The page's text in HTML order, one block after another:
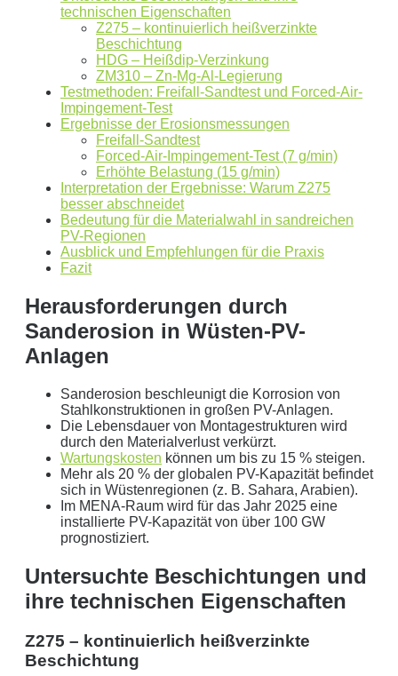
0kWh Verbrauch
aktuellen Strompreis von
Photovoltaikanlage mit0kWp Leistung
Stromspeicher mit einer Kapazität von0kW
ergibt ein Autarkiegrad von
Detailliertere Berechnungen liefert unser
Wirtschaftlichkeitsrechner.
die bis 5000 kWh optimiert ist.
Jetzt unverbindliches Angebot erhalten
Bitte lasse dieses Feld leer.
Mit dem Absenden erklären Sie sich mit derDatenverarbeitung
einverstanden. Wir geben Ihre Daten nicht ohne Ihre ausdrückliche
Zustimmung an Dritte weiter. Wir verwenden Ihre Daten nicht zu
Werbezwecken in Form von Newslettern oder sonstigen
Werbeformaten.
NORDDEUTSCH.
Sie erhalten einen Anruf von uns innerhalb von
Stunden.Getreu unser Markenpersönlichkeit
behandeln wir Ihr Anliegen von der ersten Minute an
technischen Eigenschaften
Z275 – kontinuierlich heißverzinkte
Beschichtung
HDG – Heißdip-Verzinkung
ZM310 – Zn-Mg-Al-Legierung
Testmethoden: Freifall-Sandtest und Forced-Air-
Impingement-Test
Ergebnisse der Erosionsmessungen
Freifall-Sandtest
Forced-Air-Impingement-Test (7 g/min)
Erhöhte Belastung (15 g/min)
Interpretation der Ergebnisse: Warum Z275
besser abschneidet
Bedeutung für die Materialwahl in sandreichen
PV-Regionen
Ausblick und Empfehlungen für die Praxis
Fazit
Herausforderungen durch
Sanderosion in Wüsten-PV-
Anlagen
Sanderosion beschleunigt die Korrosion von
Stahlkonstruktionen in großen PV-Anlagen.
Die Lebensdauer von Montagestrukturen wird
durch den Materialverlust verkürzt.
Wartungskosten können um bis zu 15 % steigen.
Mehr als 20 % der globalen PV-Kapazität befindet
sich in Wüstenregionen (z. B. Sahara, Arabien).
Im MENA-Raum wird für das Jahr 2025 eine
installierte PV-Kapazität von über 100 GW
prognostiziert.
Untersuchte Beschichtungen und
ihre technischen Eigenschaften
Z275 – kontinuierlich heißverzinkte
Beschichtung